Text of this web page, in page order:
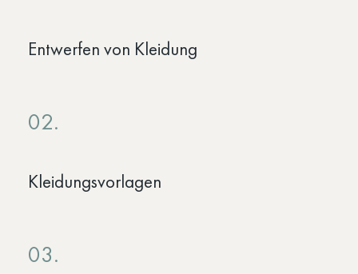
Entwerfen von Kleidung
02.
Kleidungsvorlagen
03.